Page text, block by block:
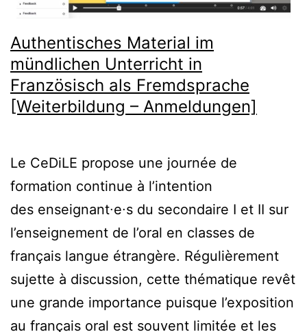
Authentisches Material im
mündlichen Unterricht in
Französisch als Fremdsprache
[Weiterbildung – Anmeldungen]
Le CeDiLE propose une journée de
formation continue à l’intention
des enseignant∙e∙s du secondaire I et II sur
l’enseignement de l’oral en classes de
français langue étrangère. Régulièrement
sujette à discussion, cette thématique revêt
une grande importance puisque l’exposition
au français oral est souvent limitée et les